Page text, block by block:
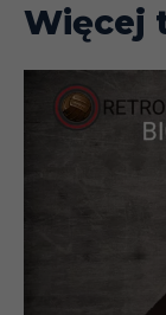
Więcej